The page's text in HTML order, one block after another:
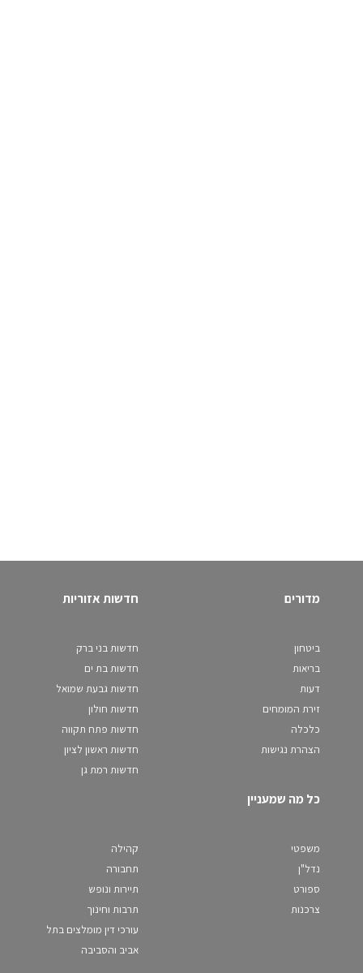
מדורים
ביטחון
בריאות
דעות
זירת המומחים
כלכלה
הצהרת נגישות
חדשות אזוריות
חדשות בני ברק
חדשות בת ים
חדשות גבעת שמואל
חדשות חולון
חדשות פתח תקווה
חדשות ראשון לציון
חדשות רמת גן
כל מה שמעניין
משפטי
נדל"ן
ספורט
צרכנות
קהילה
תחבורה
תיירות ונופש
תרבות וחינוך
עורכי דין מומלצים בתל
אביב והסביבה